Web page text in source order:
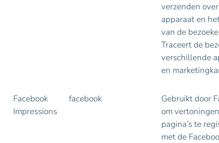
verzenden
apparaat en
van de
Traceert de
verschillende
en
Facebook
Impressions
facebook
Gebruikt door
om
pagina’s te
met de